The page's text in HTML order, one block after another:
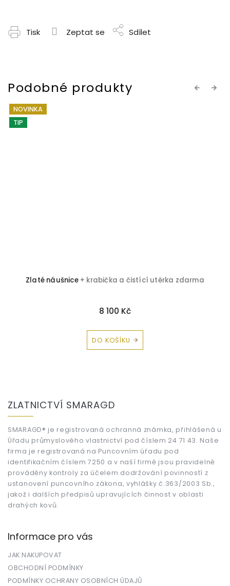
Tisk Zeptat se Sdílet
Previous
NOVINKA
TIP
Zlaté náušnice + krabička a čistící utěrka zdarma
8 100 Kč
DO KOŠÍKU
Next
ZLATNICTVÍ SMARAGD
SMARAGD® je registrovaná ochranná známka, přihlášená u
Úřadu průmyslového vlastnictví pod číslem 24 71 43. Naše
firma je registrovaná na Puncovním úřadu pod
identifikačním číslem 7250 a v naší firmě jsou pravidelně
prováděny kontroly za účelem dodržování povinností z
ustanovení puncovního zákona, vyhlášky č.363/2003 Sb.,
jakož i dalších předpisů upravujících činnost v oblasti
drahých kovů.
Informace pro vás
JAK NAKUPOVAT
OBCHODNÍ PODMÍNKY
PODMÍNKY OCHRANY OSOBNÍCH ÚDAJŮ